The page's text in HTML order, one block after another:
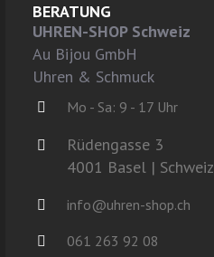
BERATUNG
UHREN-SHOP Schweiz
Au Bijou GmbH
Uhren & Schmuck
Mo - Sa: 9 - 17 Uhr
Rüdengasse 3
4001 Basel | Schweiz
info@uhren-shop.ch
061 263 92 08